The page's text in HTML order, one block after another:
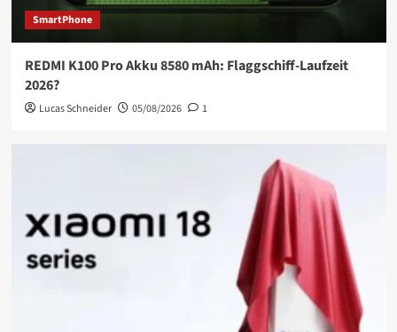
SmartPhone
REDMI K100 Pro Akku 8580 mAh: Flaggschiff-Laufzeit
2026?
Lucas Schneider 05/08/2026 1